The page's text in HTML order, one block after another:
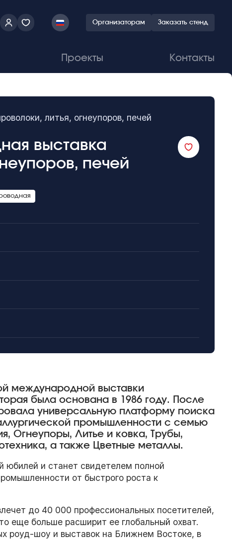
Организаторам Заказать стенд
Проекты Контакты
литья, огнеупоров, печей
выставка
печей
международной выставки
была основана в 1986 году. После
универсальную платформу поиска
промышленности с семью
Огнеупоры, Литье и ковка, Трубы,
а также Цветные металлы.
юбилей и станет свидетелем полной
от быстрого роста к
до 40 000 профессиональных посетителей,
еще больше расширит ее глобальный охват.
роуд-шоу и выставок на Ближнем Востоке, в